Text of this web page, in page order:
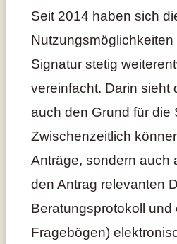
Seit 2014 haben sich
Nutzungsmöglichkeiten
Signatur stetig
vereinfacht. Darin sieht
auch den Grund für die
Zwischenzeitlich
Anträge, sondern auch
den Antrag relevanten
Beratungsprotokoll und
Fragebögen)